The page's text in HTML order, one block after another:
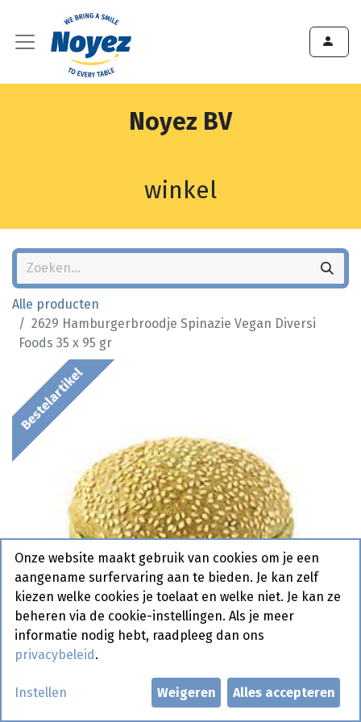
Noyez BV
winkel
Alle producten
2629 Hamburgerbroodje Spinazie Vegan Diversi
Foods 35 x 95 gr
Bestelartikel
2629 Hamburgerbroodje
Onze website maakt gebruik van cookies om je een
aangename surfervaring aan te bieden. Je kan zelf
kiezen welke cookies je toelaat en welke niet. Je kan ze
beheren via de cookie-instellingen. Als je meer
informatie nodig hebt, raadpleeg dan ons
privacybeleid .
Instellen Weigeren Alles accepteren